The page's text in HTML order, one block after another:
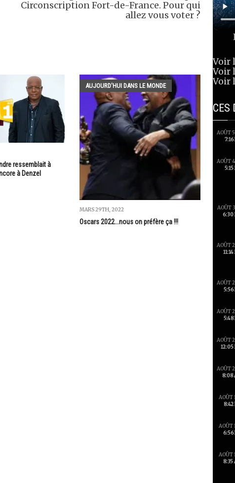
Circonscription Fort-de-France. Pour qui
allez vous voter ?
ressemblait à
à Denzel
AUJOURD'HUI DANS LE MONDE
MARS 29TH, 2022
Oscars 2022...nous on préfère ça !!!
Voir
Voir
Voir
CES
AOÛT
7:16
AOÛT
5:15
AOÛT
6:30
AOÛT
AOÛT
5:56
AOÛT
5:48
AOÛT
12:05
AOÛT
8:08
AOÛT
8:42
AOÛT
6:56
AOÛT
8:35